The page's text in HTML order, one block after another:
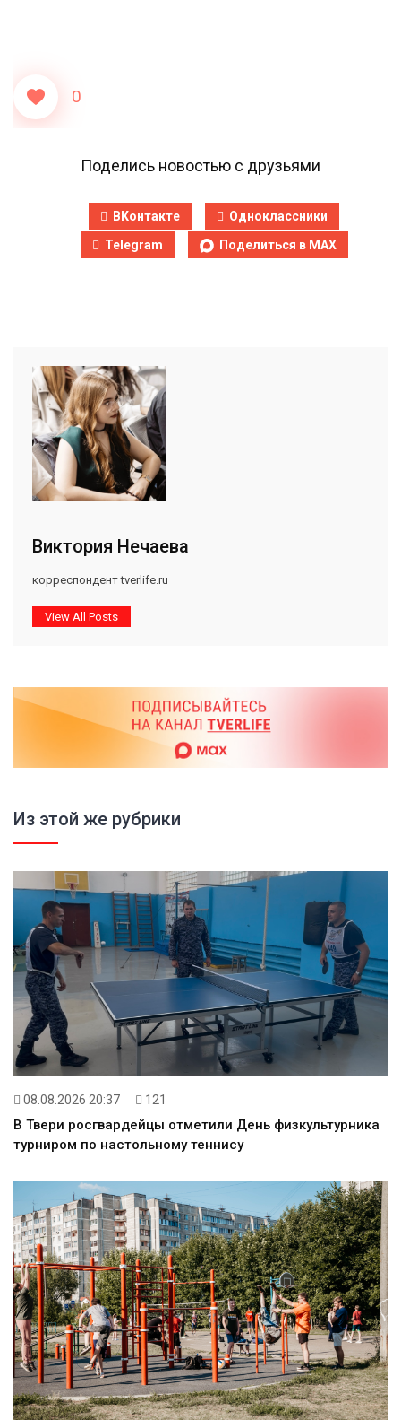
0
Поделись новостью с друзьями
ВКонтакте
Одноклассники
Telegram
Поделиться в MAX
Виктория Нечаева
корреспондент tverlife.ru
View All Posts
Из этой же рубрики
08.08.2026 20:37 121
В Твери росгвардейцы отметили День физкультурника
турниром по настольному теннису